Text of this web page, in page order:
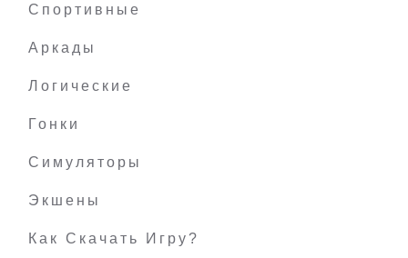
Спортивные
Аркады
Логические
Гонки
Симуляторы
Экшены
Как Скачать Игру?